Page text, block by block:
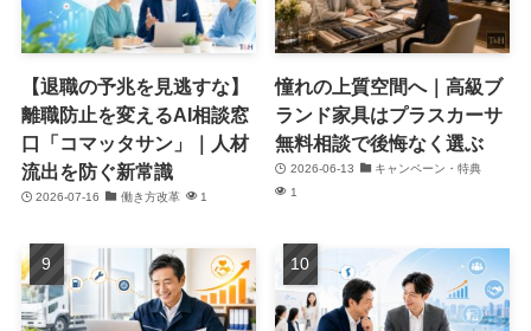
【退職の予兆を見逃すな】
離職防止を変えるAI相談窓
口「コマッタサン」｜人材
流出を防ぐ新常識
2026-07-16 働き方改革 1
憧れの上質空間へ｜高級ブ
ランド家具はプラスカーサ
無料相談で後悔なく選ぶ
2026-06-13
キャンペーン・特典
1